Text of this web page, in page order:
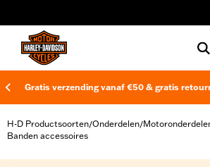
Gratis verzending vanaf €50 & gratis
H-D Productsoorten/Onderdelen/
Banden accessoires